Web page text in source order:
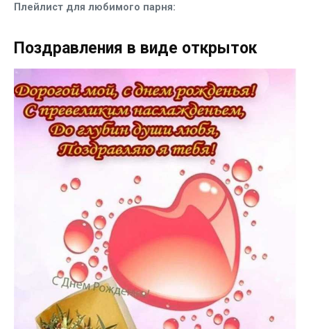
Плейлист для любимого парня:
Поздравления в виде открыток